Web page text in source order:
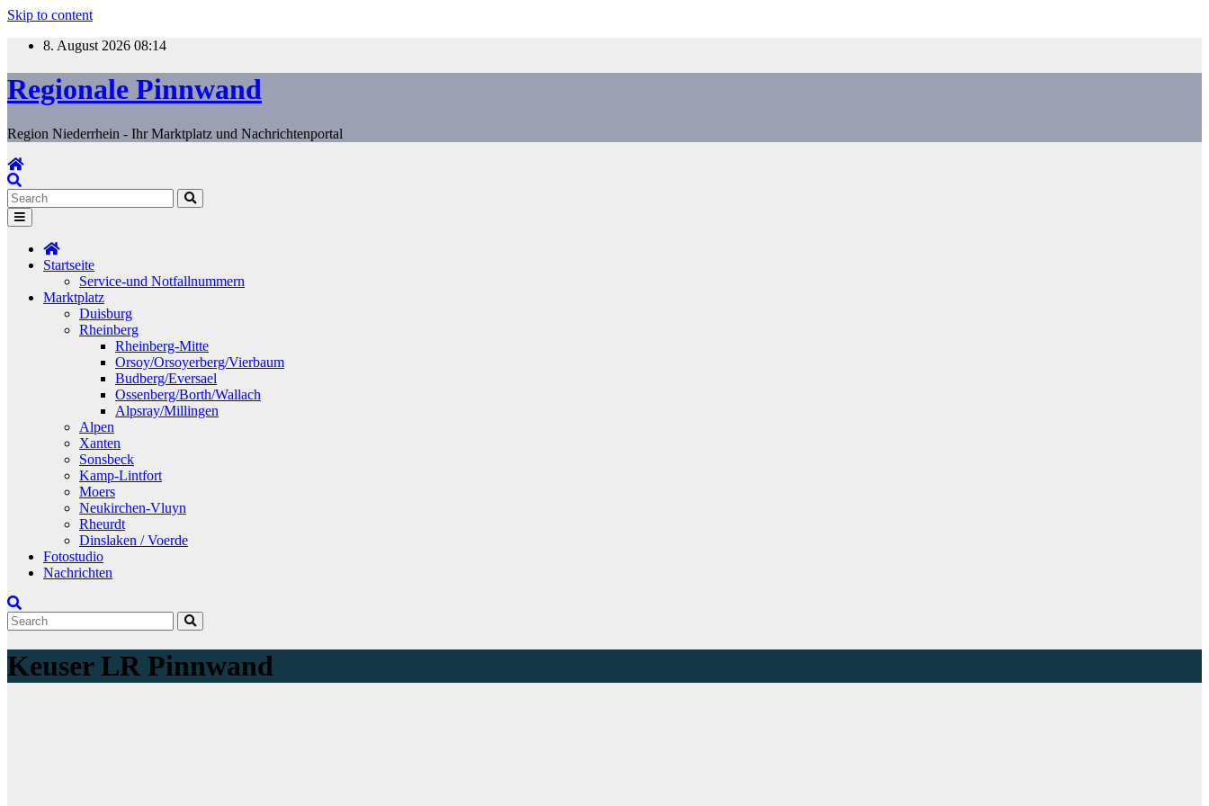
Skip to content
8. August 2026 08:14
Regionale Pinnwand
Region Niederrhein - Ihr Marktplatz und Nachrichtenportal
Startseite
Service-und Notfallnummern
Marktplatz
Duisburg
Rheinberg
Rheinberg-Mitte
Orsoy/Orsoyerberg/Vierbaum
Budberg/Eversael
Ossenberg/Borth/Wallach
Alpsray/Millingen
Alpen
Xanten
Sonsbeck
Kamp-Lintfort
Moers
Neukirchen-Vluyn
Rheurdt
Dinslaken / Voerde
Fotostudio
Nachrichten
Keuser LR Pinnwand